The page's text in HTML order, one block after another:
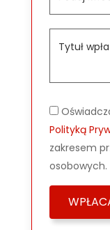
Polityką
zakresem
osobowych.